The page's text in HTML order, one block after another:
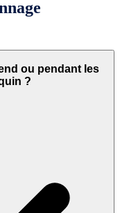
ou pendant les
?